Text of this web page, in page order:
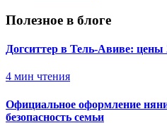
Полезное в блоге
Догситтер в Тель-Авиве: цены
4 мин чтения
Официальное оформление
безопасность семьи